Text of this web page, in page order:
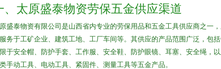
、太原盛泰物资劳保五金供应渠道
盛泰物资有限公司是山西省内专业的劳保用品和五金工具供应商之一
务于工矿企业、建筑工地、工厂车间等。其供应的产品范围广泛，包
于安全帽、防护手套、工作服、安全鞋、防护眼镜、耳塞、安全绳，
手动工具、电动工具、紧固件、测量工具等五金产品。